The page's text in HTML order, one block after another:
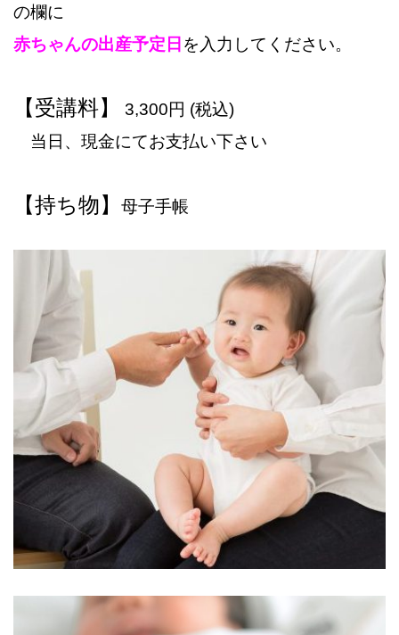
の欄に
赤ちゃんの出産予定日 を入力してください。
【受講料】
3,300円 (税込)
当日、現金にてお支払い下さい
【持ち物】母子手帳